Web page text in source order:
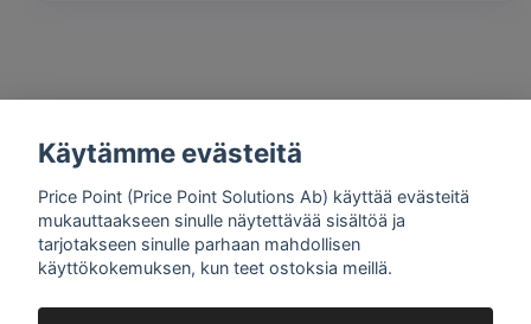
1 year ago
Bra produkter och snabb frakt!
Mathias Johansson
Käytämme evästeitä
Price Point (Price Point Solutions Ab) käyttää evästeitä
mukauttaakseen sinulle näytettävää sisältöä ja
tarjotakseen sinulle parhaan mahdollisen
käyttökokemuksen, kun teet ostoksia meillä.